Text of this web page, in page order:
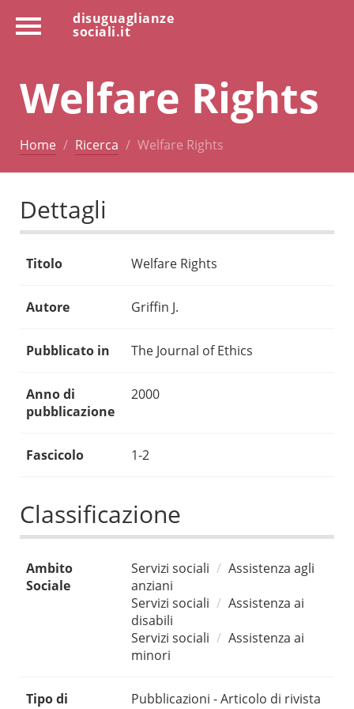
disuguaglianze
sociali.it
Welfare Rights
Home Ricerca Welfare Rights
Dettagli
Titolo Welfare Rights
Autore Griffin J.
Pubblicato in The Journal of Ethics
Anno di
pubblicazione
2000
Fascicolo 1-2
Classificazione
Ambito
Sociale
Servizi sociali
Assistenza agli
anziani
Servizi sociali
Assistenza ai
disabili
Servizi sociali
Assistenza ai
minori
Tipo di
Pubblicazioni - Articolo di rivista